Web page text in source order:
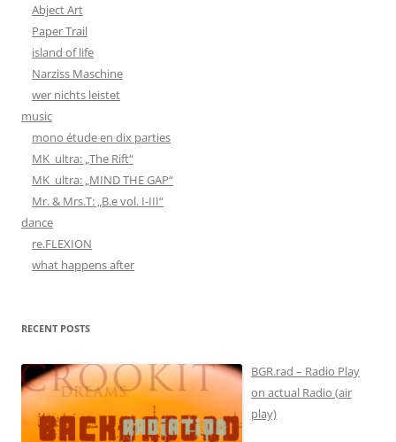
Abject Art
Paper Trail
island of life
Narziss Maschine
wer nichts leistet
music
mono étude en dix parties
MK_ultra: „The Rift“
MK_ultra: „MIND THE GAP“
Mr. & Mrs.T: „B.e vol. I-III“
dance
re.FLEXION
what happens after
RECENT POSTS
BGR.rad – Radio Play
on actual Radio (air
play)